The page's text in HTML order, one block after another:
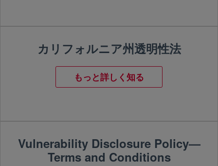
カリフォルニア州透明性法
もっと詳しく知る
Vulnerability Disclosure Policy—
Terms and Conditions